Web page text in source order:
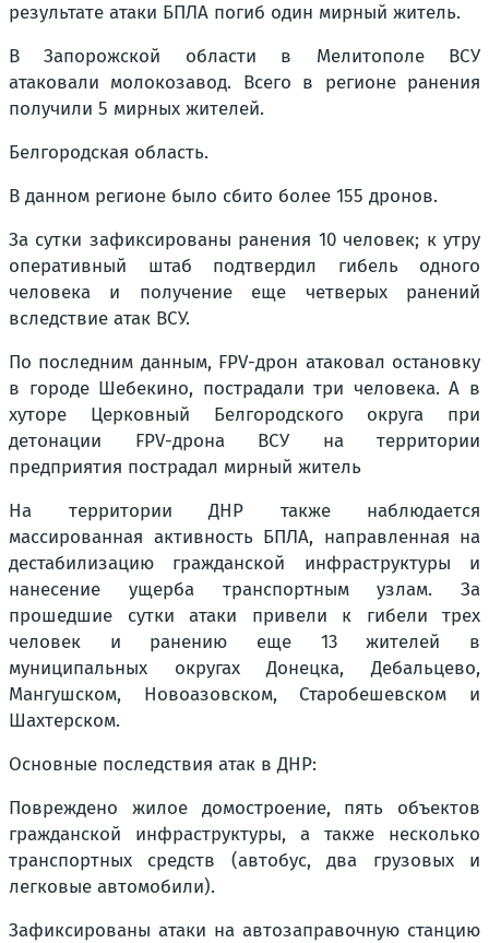
результате атаки БПЛА погиб один мирный житель.
В Запорожской области в Мелитополе ВСУ
атаковали молокозавод. Всего в регионе ранения
получили 5 мирных жителей.
Белгородская область.
В данном регионе было сбито более 155 дронов.
За сутки зафиксированы ранения 10 человек; к утру
оперативный штаб подтвердил гибель одного
человека и получение еще четверых ранений
вследствие атак ВСУ.
По последним данным, FPV-дрон атаковал остановку
в городе Шебекино, пострадали три человека. А в
хуторе Церковный Белгородского округа при
детонации FPV-дрона ВСУ на территории
предприятия пострадал мирный житель
На территории ДНР также наблюдается
массированная активность БПЛА, направленная на
дестабилизацию гражданской инфраструктуры и
нанесение ущерба транспортным узлам. За
прошедшие сутки атаки привели к гибели трех
человек и ранению еще 13 жителей в
муниципальных округах Донецка, Дебальцево,
Мангушском, Новоазовском, Старобешевском и
Шахтерском.
Основные последствия атак в ДНР:
Повреждено жилое домостроение, пять объектов
гражданской инфраструктуры, а также несколько
транспортных средств (автобус, два грузовых и
легковые автомобили).
Зафиксированы атаки на автозаправочную станцию